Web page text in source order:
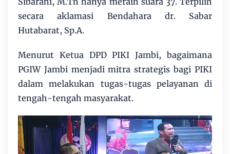
secara aklamasi Bendahara dr. Sabar
Hutabarat, Sp.A.
Menurut Ketua DPD PIKI Jambi, bagaimana
PGIW Jambi menjadi mitra strategis bagi PIKI
dalam melakukan tugas-tugas pelayanan di
tengah-tengah masyarakat.